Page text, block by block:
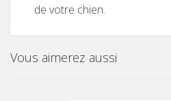
de votre chien.
Vous aimerez aussi